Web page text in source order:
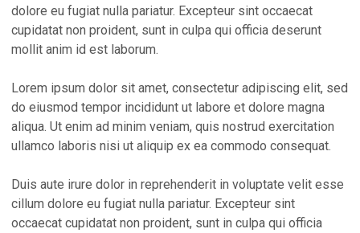
dolore eu fugiat nulla pariatur. Excepteur sint occaecat
cupidatat non proident, sunt in culpa qui officia deserunt
mollit anim id est laborum.
Lorem ipsum dolor sit amet, consectetur adipiscing elit, sed
do eiusmod tempor incididunt ut labore et dolore magna
aliqua. Ut enim ad minim veniam, quis nostrud exercitation
ullamco laboris nisi ut aliquip ex ea commodo consequat.
Duis aute irure dolor in reprehenderit in voluptate velit esse
cillum dolore eu fugiat nulla pariatur. Excepteur sint
occaecat cupidatat non proident, sunt in culpa qui officia